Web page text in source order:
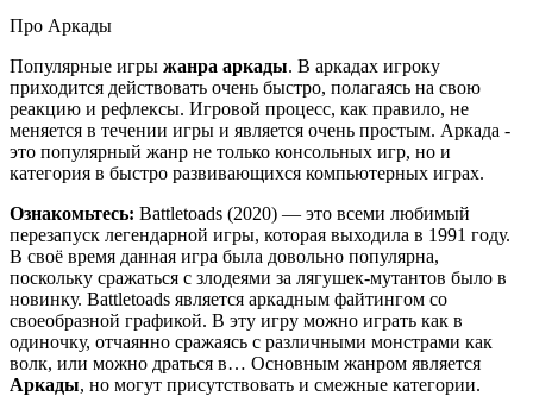
Про Аркады
Популярные игры жанра аркады. В аркадах игроку
приходится действовать очень быстро, полагаясь на свою
реакцию и рефлексы. Игровой процесс, как правило, не
меняется в течении игры и является очень простым. Аркада -
это популярный жанр не только консольных игр, но и
категория в быстро развивающихся компьютерных играх.
Ознакомьтесь: Battletoads (2020) — это всеми любимый
перезапуск легендарной игры, которая выходила в 1991 году.
В своё время данная игра была довольно популярна,
поскольку сражаться с злодеями за лягушек-мутантов было в
новинку. Battletoads является аркадным файтингом со
своеобразной графикой. В эту игру можно играть как в
одиночку, отчаянно сражаясь с различными монстрами как
волк, или можно драться в… Основным жанром является
Аркады, но могут присутствовать и смежные категории.